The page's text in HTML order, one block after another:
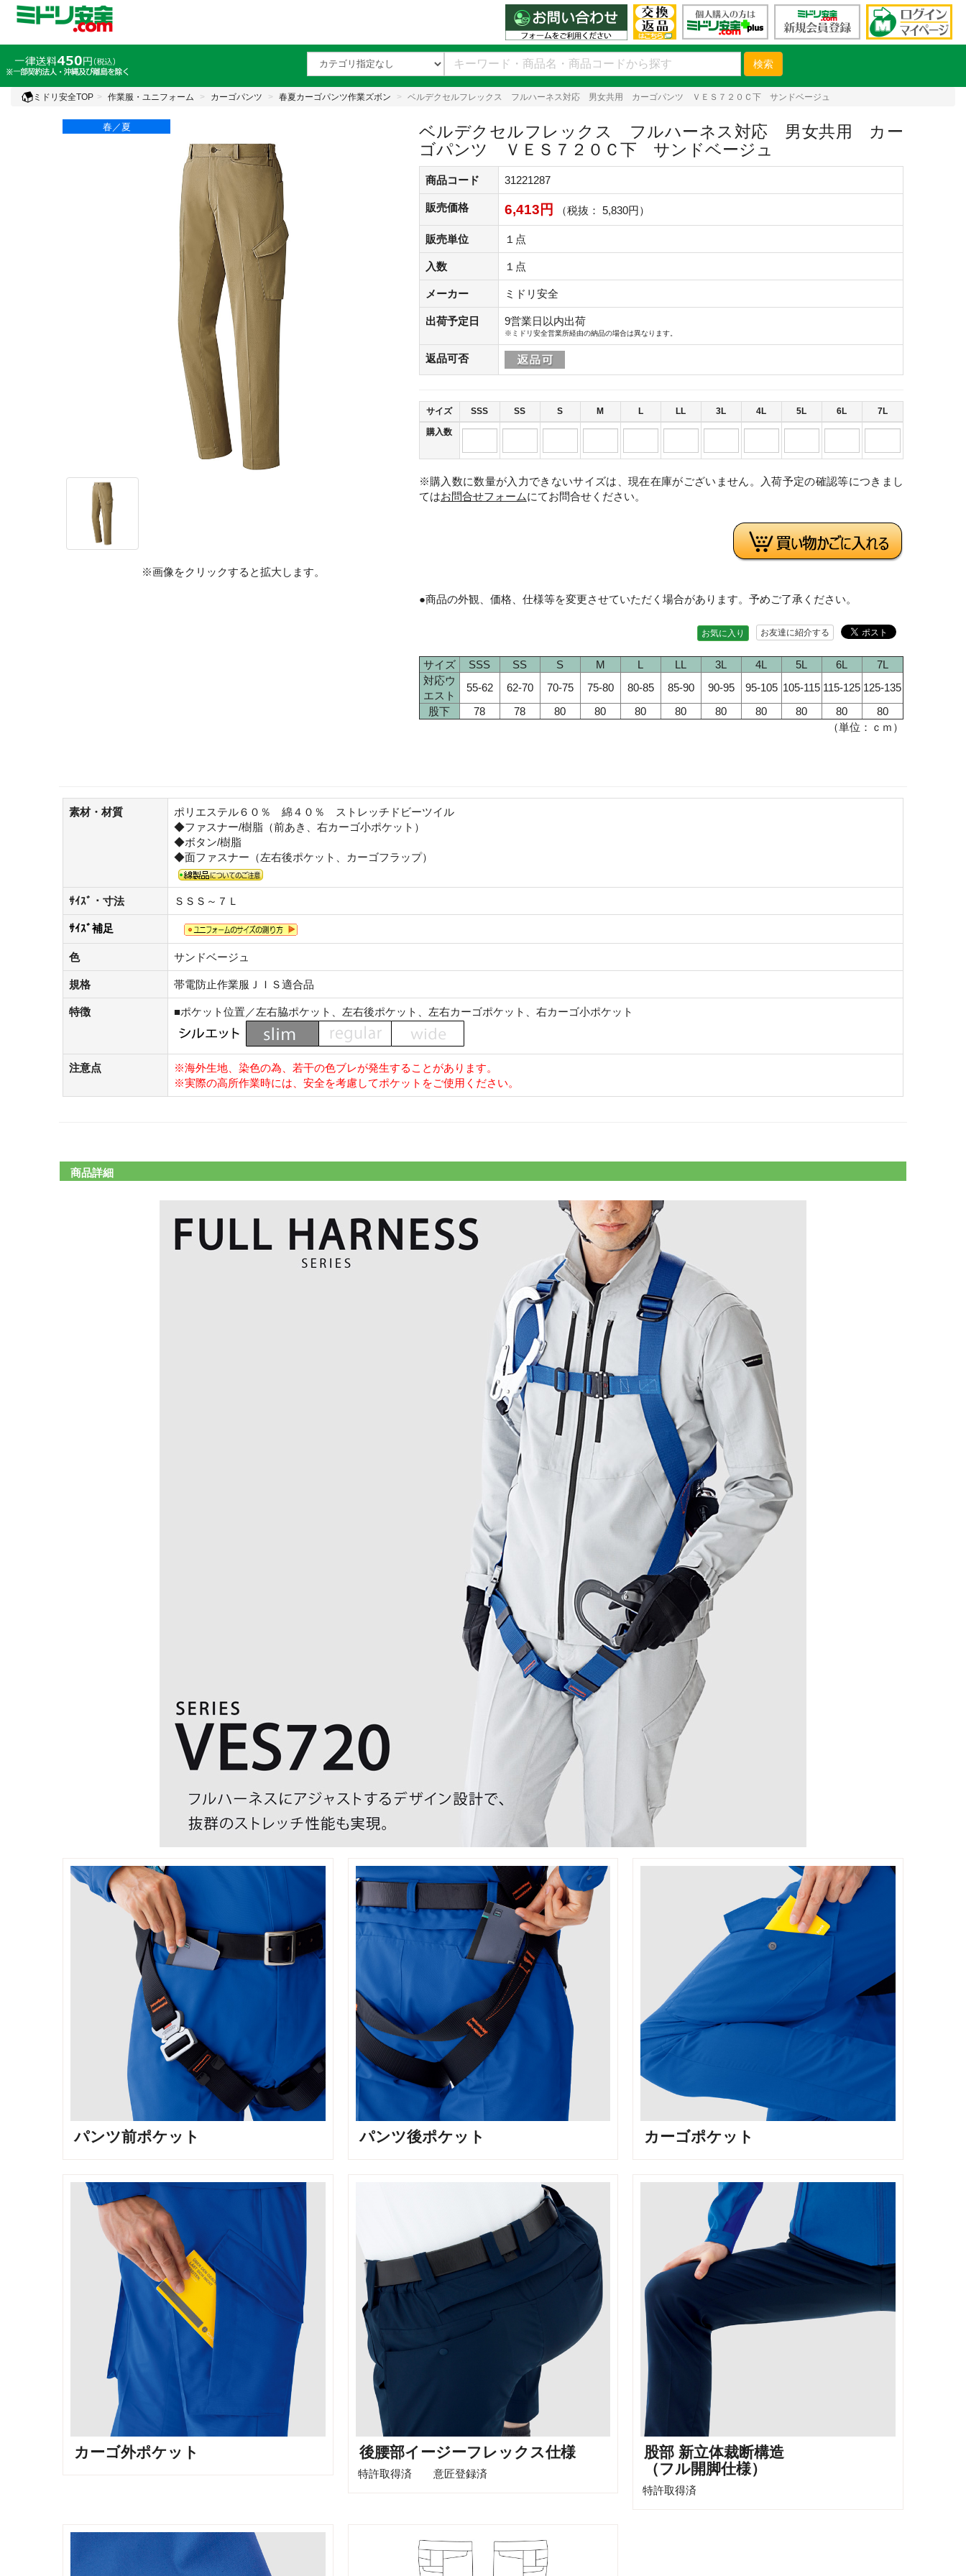
検索
ミドリ安全TOP 作業服・ユニフォーム カーゴパンツ 春夏カーゴパンツ作業ズボン ベルデクセルフレックス フルハーネス対応 男女共用 カーゴパンツ ＶＥＳ７２０Ｃ下 サンドベージュ
春／夏
※画像をクリックすると拡大します。
ベルデクセルフレックス フルハーネス対応 男女共用 カー
ゴパンツ ＶＥＳ７２０Ｃ下 サンドベージュ
商品コード 31221287
販売価格 6,413円 （税抜： 5,830円）
販売単位 １点
入数 １点
メーカー ミドリ安全
出荷予定日 9営業日以内出荷
※ミドリ安全営業所経由の納品の場合は異なります。
返品可否
サイズ SSS SS S M L LL 3L 4L 5L 6L 7L
購入数
※購入数に数量が入力できないサイズは、現在在庫がございません。入荷予定の確認等につきまし
てはお問合せフォームにてお問合せください。
●商品の外観、価格、仕様等を変更させていただく場合があります。予めご了承ください。
お友達に紹介する
お気に入り
サイズ SSS SS S M L LL 3L 4L 5L 6L
7L
対応ウ
エスト
55-62 62-70 70-75 75-80 80-85 85-90 90-95 95-105 105-115 115-125 125-135
股下
78 78 80 80 80 80 80 80 80 80
80
（単位：ｃｍ）
素材・材質
ポリエステル６０％ 綿４０％ ストレッチドビーツイル
◆ファスナー/樹脂（前あき、右カーゴ小ポケット）
◆ボタン/樹脂
◆面ファスナー（左右後ポケット、カーゴフラップ）
ｻｲｽﾞ・寸法 ＳＳＳ～７Ｌ
ｻｲｽﾞ補足
色 サンドベージュ
規格 帯電防止作業服ＪＩＳ適合品
特徴 ■ポケット位置／左右脇ポケット、左右後ポケット、左右カーゴポケット、右カーゴ小ポケット
注意点
※海外生地、染色の為、若干の色ブレが発生することがあります。
※実際の高所作業時には、安全を考慮してポケットをご使用ください。
商品詳細
パンツ前ポケット パンツ後ポケット カーゴポケット
カーゴ外ポケット 後腰部イージーフレックス仕様
特許取得済 意匠登録済
股部 新立体裁断構造
（フル開脚仕様）
特許取得済